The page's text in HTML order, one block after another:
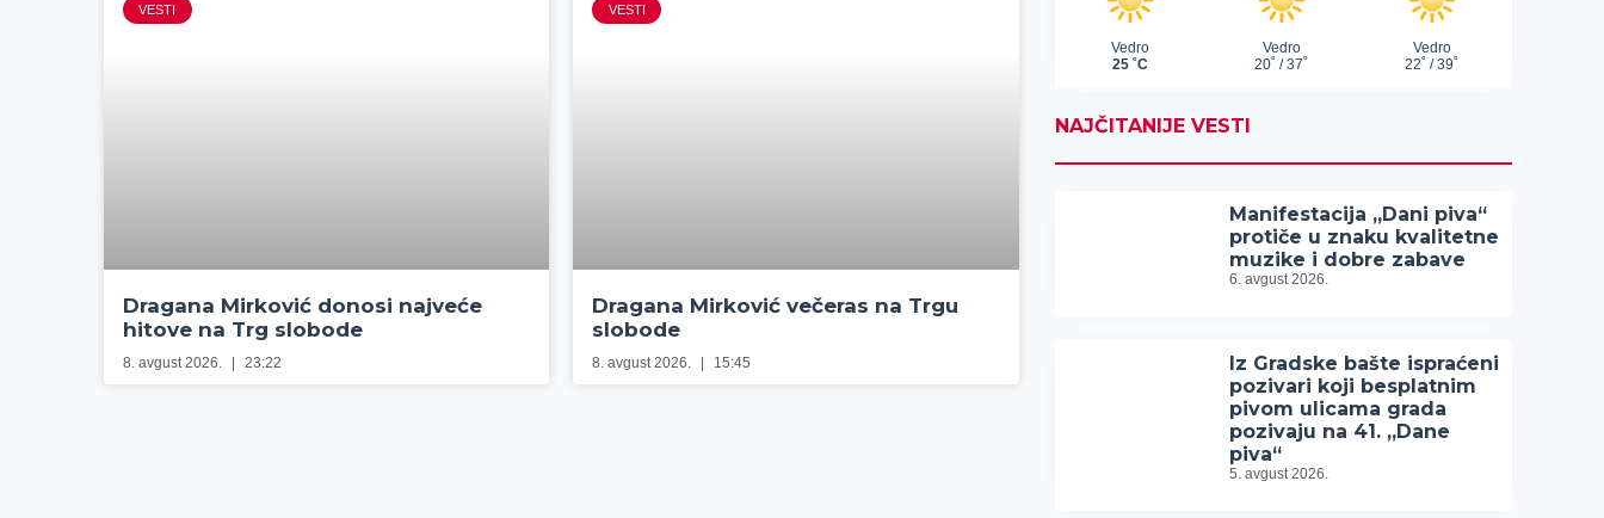
VESTI
Dragana Mirković donosi najveće
hitove na Trg slobode
8. avgust 2026. 23:22
VESTI
Dragana Mirković večeras na Trgu
slobode
8. avgust 2026. 15:45
NAJČITANIJE VESTI
Manifestacija „Dani piva“
protiče u znaku kvalitetne
muzike i dobre zabave
6. avgust 2026.
Iz Gradske bašte ispraćeni
pozivari koji besplatnim
pivom ulicama grada
pozivaju na 41. „Dane
piva“
5. avgust 2026.